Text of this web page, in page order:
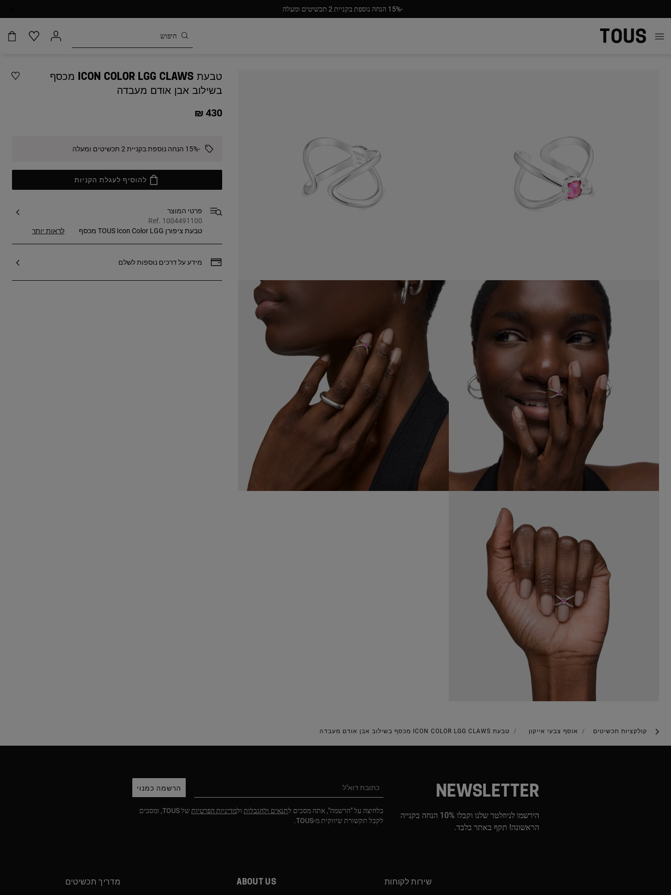
‎15%-‎ הנחה נוספת בקניית 2 תכשיטים ומעלה
טבעת CLAWS‏ ICON COLOR LGG מכסף
בשילוב אבן אודם מעבדה
430 ₪
-15% הנחה נוספת בקניית 2 תכשיטים ומעלה
להוסיף לעגלת הקניות
פרטי המוצר
Ref. 1004491100
טבעת ציפורן TOUS Icon Color LGG מכסף
מתכוונן. מידה אחת. הפריט נוצר עם אבן חן
לראות יותר
מידע על דרכים נוספות לשלם
קולקציות תכשיטים אוסף צבעי אייקון טבעת CLAWS‏ ICON COLOR LGG מכסף בשילוב אבן אודם מעבדה
NEWSLETTER
הירשמו לניוזלטר שלנו וקבלו 10% הנחה בקנייה
הראשונה! תקף באתר בלבד.
כתובת דוא"ל הרשמה כמנוי
בלחיצה על "הרשמה", אתה מסכים לתנאים ולהגבלות ולמדיניות הפרטיות
של TOUS, ומסכים
לקבל תקשורת שיווקית מ-TOUS.
שירות לקוחות About us מדריך תכשיטים